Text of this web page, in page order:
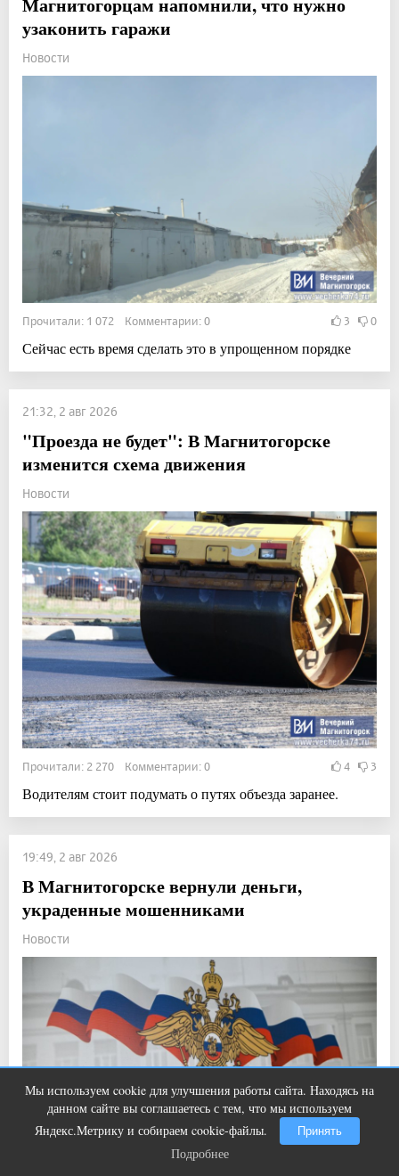
узаконить гаражи
Новости
Прочитали: 1 072 Комментарии: 0 3 0
Сейчас есть время сделать это в упрощенном порядке
21:32, 2 авг 2026
"Проезда не будет": В Магнитогорске
изменится схема движения
Новости
Прочитали: 2 270 Комментарии: 0 4 3
Водителям стоит подумать о путях объезда заранее.
19:49, 2 авг 2026
В Магнитогорске вернули деньги,
украденные мошенниками
Новости
Мы используем cookie для улучшения работы сайта. Находясь на
данном сайте вы соглашаетесь с тем, что мы используем
Яндекс.Метрику и собираем cookie-файлы.
Принять
Подробнее
Ролик из Омска: вы будете смеяться
долго
Подробнее